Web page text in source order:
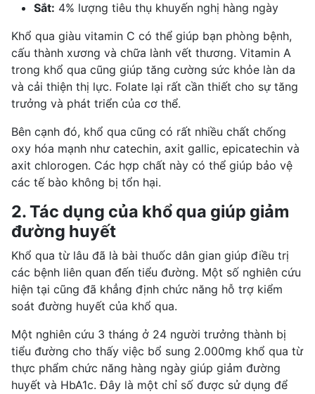
Sắt: 4% lượng tiêu thụ khuyến nghị hàng ngày
Khổ qua giàu vitamin C có thể giúp bạn phòng bệnh,
cấu thành xương và chữa lành vết thương. Vitamin A
trong khổ qua cũng giúp tăng cường sức khỏe làn da
và cải thiện thị lực. Folate lại rất cần thiết cho sự tăng
trưởng và phát triển của cơ thể.
Bên cạnh đó, khổ qua cũng có rất nhiều chất chống
oxy hóa mạnh như catechin, axit gallic, epicatechin và
axit chlorogen. Các hợp chất này có thể giúp bảo vệ
các tế bào không bị tổn hại.
2. Tác dụng của khổ qua giúp giảm
đường huyết
Khổ qua từ lâu đã là bài thuốc dân gian giúp điều trị
các bệnh liên quan đến tiểu đường. Một số nghiên cứu
hiện tại cũng đã khẳng định chức năng hỗ trợ kiểm
soát đường huyết của khổ qua.
Một nghiên cứu 3 tháng ở 24 người trưởng thành bị
tiểu đường cho thấy việc bổ sung 2.000mg khổ qua từ
thực phẩm chức năng hàng ngày giúp giảm đường
huyết và HbA1c. Đây là một chỉ số được sử dụng để